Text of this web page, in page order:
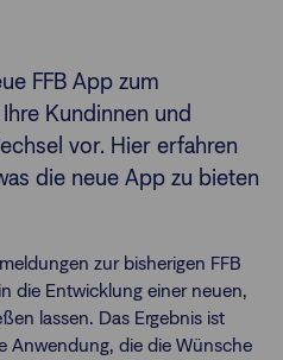
FFB App zum
Kundinnen und
vor. Hier erfahren
die neue App zu bieten
zur bisherigen FFB
die Entwicklung einer neuen,
lassen. Das Ergebnis ist
Anwendung, die die Wünsche